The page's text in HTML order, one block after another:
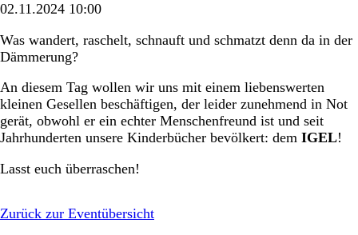
02.11.2024 10:00
Was wandert, raschelt, schnauft und schmatzt denn da in der
Dämmerung?
An diesem Tag wollen wir uns mit einem liebenswerten
kleinen Gesellen beschäftigen, der leider zunehmend in Not
gerät, obwohl er ein echter Menschenfreund ist und seit
Jahrhunderten unsere Kinderbücher bevölkert: dem IGEL!
Lasst euch überraschen!
Zurück zur Eventübersicht